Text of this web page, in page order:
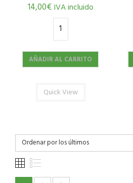
14,00€ IVA incluido
AÑADIR AL CARRITO
Quick View
Ordenar por los últimos